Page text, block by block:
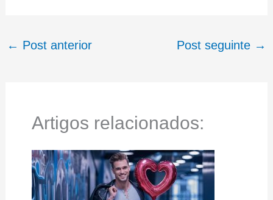
← Post anterior Post seguinte →
Artigos relacionados: